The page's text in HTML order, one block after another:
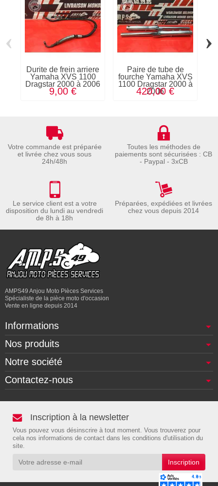
Durite de frein arriere
Yamaha XVS 1100
Dragstar 2000 à 2006
9,00 €
Paire de tube de
fourche Yamaha XVS
1100 Dragstar 2000 à
2006
420,00 €
‹ ›
Votre commande est préparée
et livrée chez vous sous
24h/48h
Toutes les méthodes de
paiements sont sécurisées : CB
- Paypal - 3xCB
Le service client est a votre
disposition du lundi au vendredi
de 8h à 18h
Préparées, expédiées et livrées
chez vous depuis 2014
AMPS49 Anjou Moto Pièces Services
Spécialiste de la pièce moto d'occasion
Vente en ligne depuis 2014
Informations
Nos produits
Notre société
Contactez-nous
Inscription à la newsletter
Vous pouvez vous désinscrire à tout moment. Vous trouverez pour
cela nos informations de contact dans les conditions d'utilisation du
site.